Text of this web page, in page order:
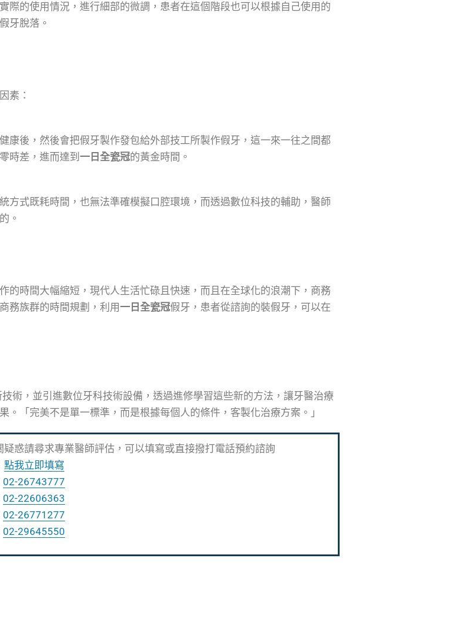
的使用情況，進行細部的微調，患者在這個階段也可以根據自己使用的
牙脫落。
素：
後，然後會把假牙製作發包給外部技工所製作假牙，這一來一往之間都
時差，進而達到 一日全瓷冠的黃金時間。
式既耗時間，也無法準確模擬口腔環境，而透過數位科技的輔助，醫師
。
的時間大幅縮短，現代人生活忙碌且快速，而且在全球化的浪潮下，商務
務族群的時間規劃，利用一日全瓷冠假牙，患者從諮詢的裝假牙，可以在
術，並引進數位牙科技術設備，透過進修學習這些新的方法，讓牙醫治療
「完美不是單一標準，而是根據每個人的條件，客製化治療方案。」
疑惑請尋求專業醫師評估，可以填寫或直接撥打電話預約諮詢
點我立即填寫
02-26743777
02-22606363
02-26771277
02-29645550